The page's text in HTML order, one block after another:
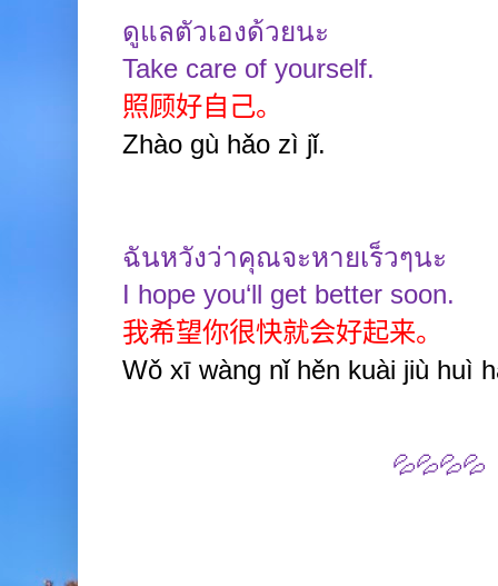
ดูแลตัวเองด้วยนะ
Take care of yourself.
照顾好自己。
Zhào gù hǎo zì jǐ.
ฉันหวังว่าคุณจะหายเร็วๆนะ
I hope you‘ll get better soon.
我希望你很快就会好起来。
Wǒ xī wàng nǐ hěn kuài jiù huì
💦💦💦💦